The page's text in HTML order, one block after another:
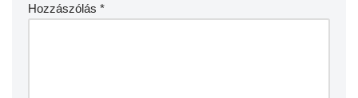
Hozzászólás *